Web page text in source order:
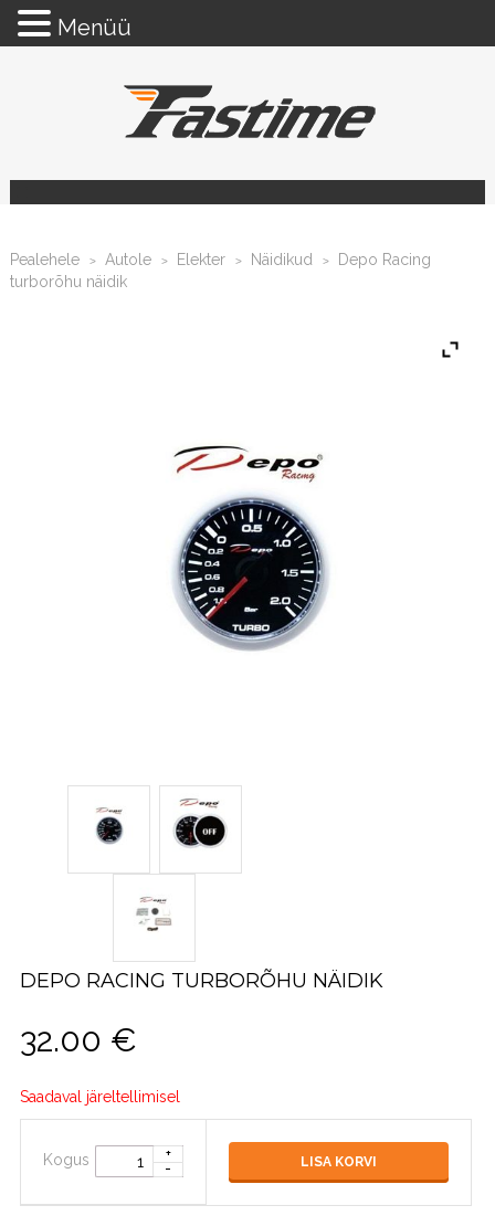
Pealehele > Autole > Elekter > Näidikud >
Depo Racing
turborõhu näidik
DEPO RACING TURBORÕHU NÄIDIK
32.00 €
Saadaval järeltellimisel
Kogus LISA KORVI
Menüü